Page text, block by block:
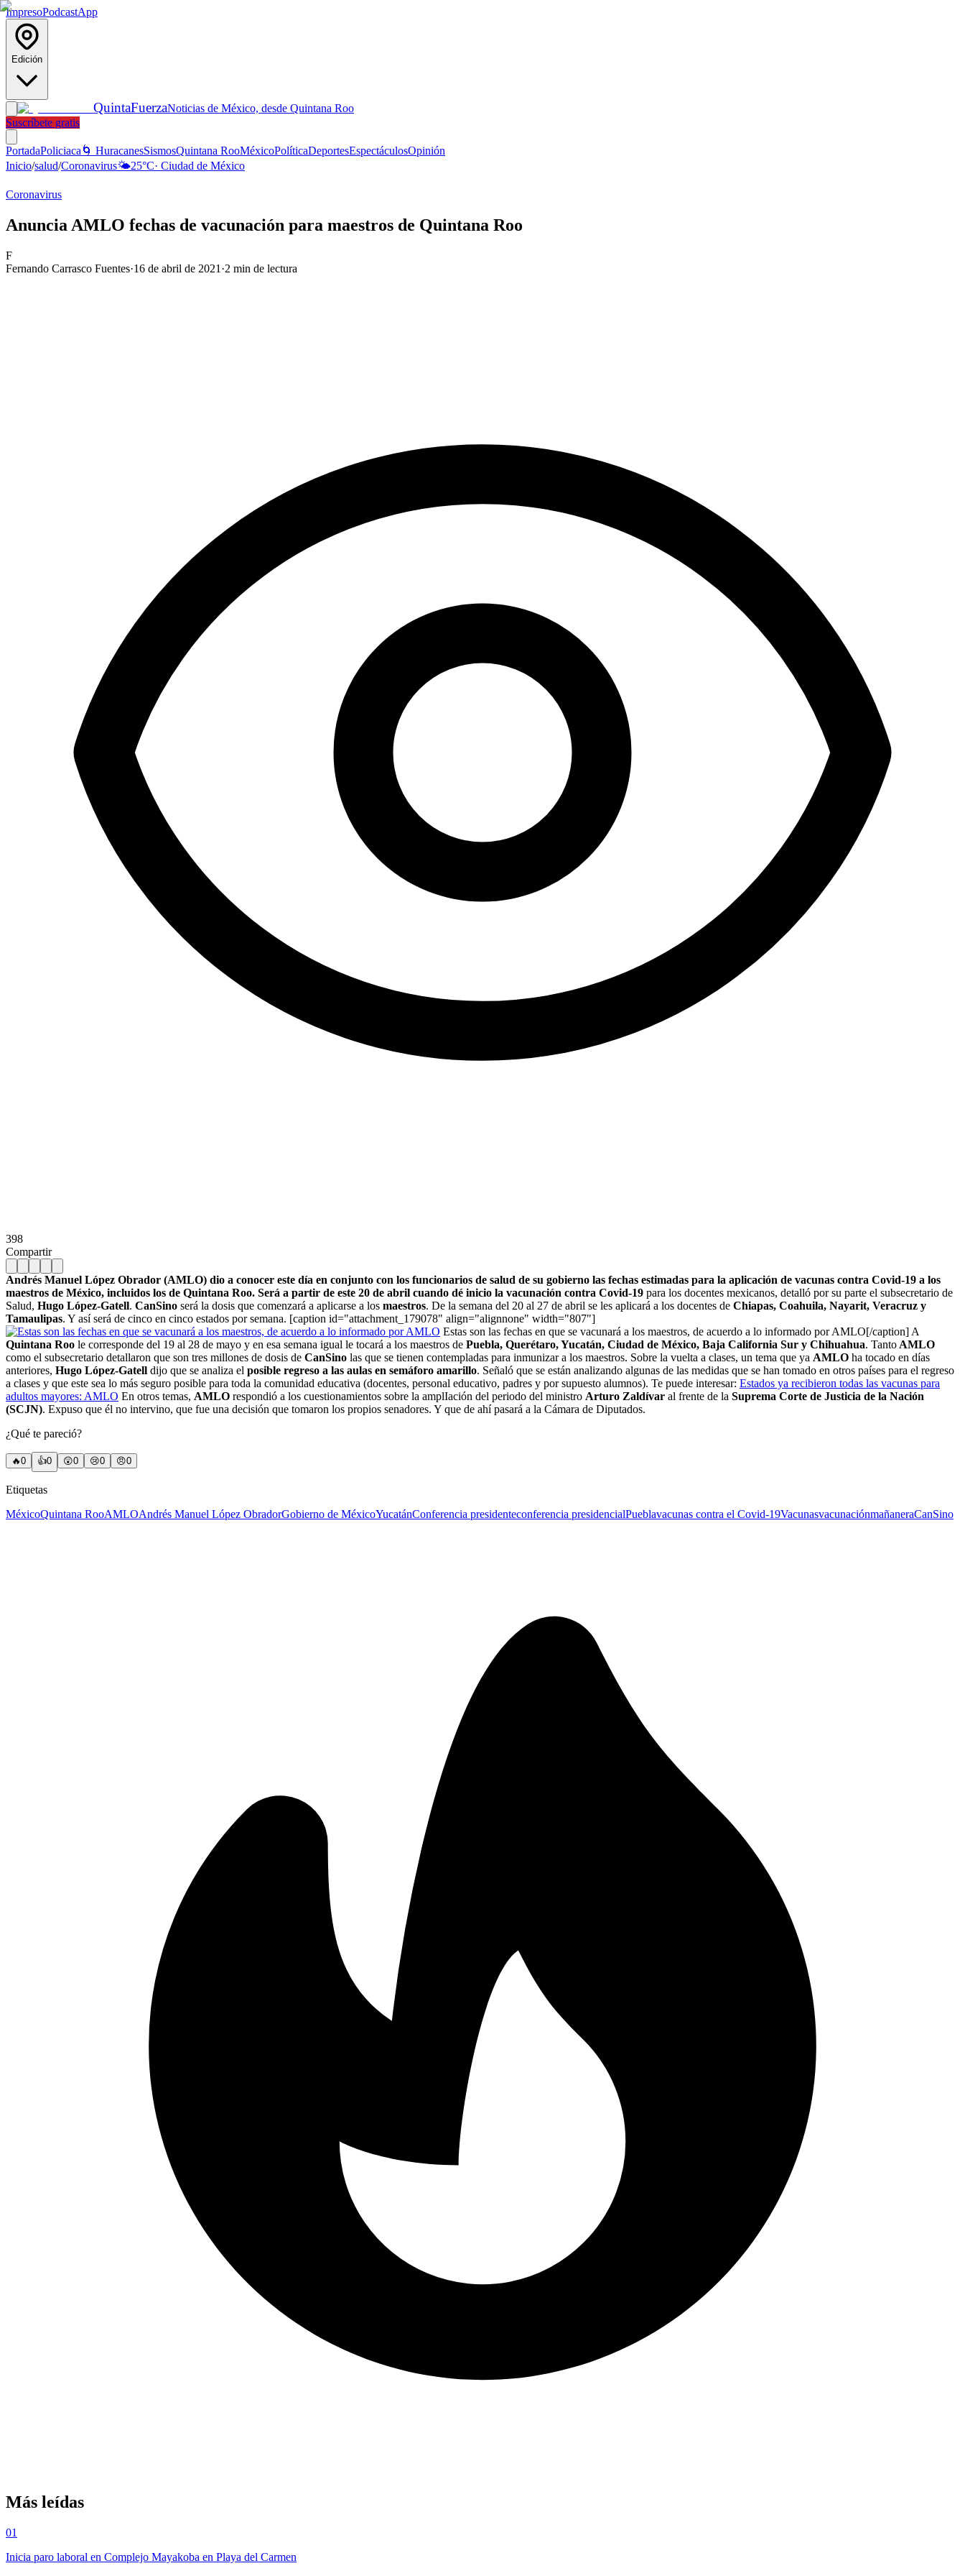
ImpresoPodcastApp
Edición
QuintaFuerzaNoticias de México, desde Quintana Roo
Suscríbete gratis
PortadaPoliciaca 🌀 HuracanesSismosQuintana RooMéxicoPolíticaDeportesEspectáculosOpinión
Inicio/salud/Coronavirus🌤️25°C· Ciudad de México
Coronavirus
Anuncia AMLO fechas de vacunación para maestros de Quintana Roo
F
Fernando Carrasco Fuentes·16 de abril de 2021 ·2 min de lectura
398
Compartir
Andrés Manuel López Obrador (AMLO) dio a conocer este día en conjunto con los funcionarios de salud de su gobierno las fechas estimadas para la aplicación de vacunas contra Covid-19 a los
maestros de México, incluidos los de Quintana Roo. Será a partir de este 20 de abril cuando dé inicio la vacunación contra Covid-19 para los docentes mexicanos, detalló por su parte el subsecretario de
Salud, Hugo López-Gatell. CanSino será la dosis que comenzará a aplicarse a los maestros. De la semana del 20 al 27 de abril se les aplicará a los docentes de Chiapas, Coahuila, Nayarit, Veracruz y
Tamaulipas. Y así será de cinco en cinco estados por semana. [caption id="attachment_179078" align="alignnone" width="807"]
Estas son las fechas en que se vacunará a los maestros, de acuerdo a lo informado por AMLO[/caption] A
Quintana Roo le corresponde del 19 al 28 de mayo y en esa semana igual le tocará a los maestros de Puebla, Querétaro, Yucatán, Ciudad de México, Baja California Sur y Chihuahua. Tanto AMLO
como el subsecretario detallaron que son tres millones de dosis de CanSino las que se tienen contempladas para inmunizar a los maestros. Sobre la vuelta a clases, un tema que ya AMLO ha tocado en días
anteriores, Hugo López-Gatell dijo que se analiza el posible regreso a las aulas en semáforo amarillo. Señaló que se están analizando algunas de las medidas que se han tomado en otros países para el regreso
a clases y que este sea lo más seguro posible para toda la comunidad educativa (docentes, personal educativo, padres y por supuesto alumnos). Te puede interesar: Estados ya recibieron todas las vacunas para
adultos mayores: AMLO En otros temas, AMLO respondió a los cuestionamientos sobre la amplIación del periodo del ministro Arturo Zaldívar al frente de la Suprema Corte de Justicia de la Nación
(SCJN). Expuso que él no intervino, que fue una decisión que tomaron los propios senadores. Y que de ahí pasará a la Cámara de Diputados.
¿Qué te pareció?
🔥0 👍0 😲0 😢0 😠0
Etiquetas
MéxicoQuintana RooAMLOAndrés Manuel López ObradorGobierno de MéxicoYucatánConferencia presidenteconferencia presidencialPueblavacunas contra el Covid-19VacunasvacunaciónmañaneraCanSino
Más leídas
01
Inicia paro laboral en Complejo Mayakoba en Playa del Carmen